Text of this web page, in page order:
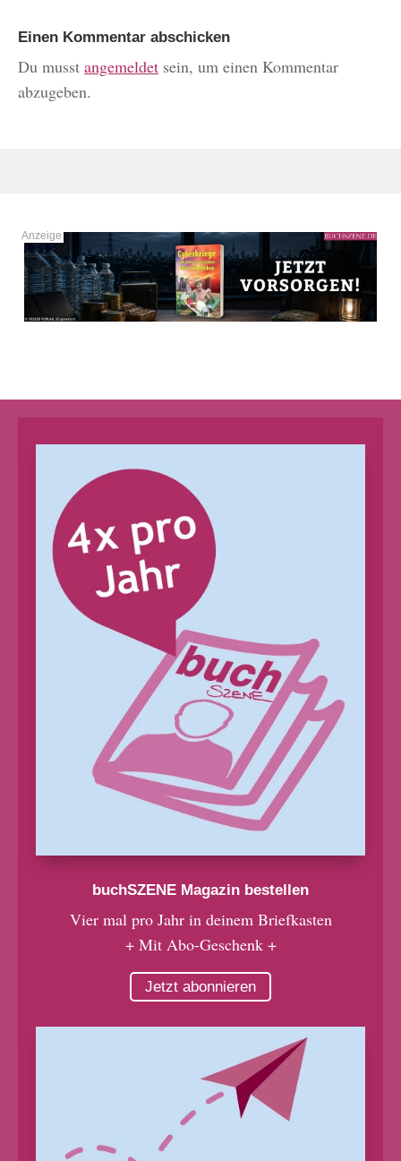
Einen Kommentar abschicken
Du musst angemeldet sein, um einen Kommentar
abzugeben.
buchSZENE Magazin bestellen
Vier mal pro Jahr in deinem Briefkasten
+ Mit Abo-Geschenk +
Jetzt abonnieren